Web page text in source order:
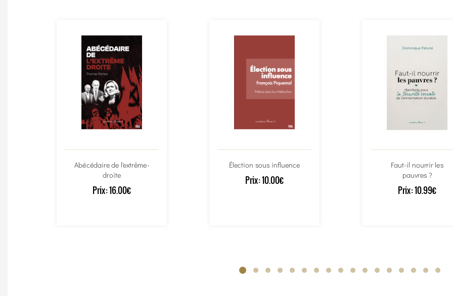
Abécédaire de l'extrême-
droite
Prix:16.00€
Élection sous influence
Prix:10.00€
Faut-il nourrir les
pauvres ?
Prix:10.99€